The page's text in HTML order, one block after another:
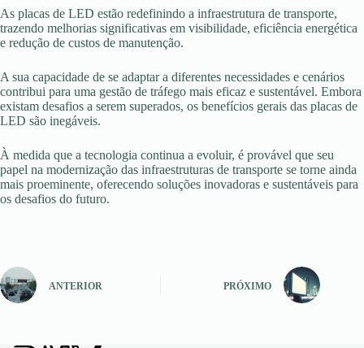
As placas de LED estão redefinindo a infraestrutura de transporte,
trazendo melhorias significativas em visibilidade, eficiência energética
e redução de custos de manutenção.
A sua capacidade de se adaptar a diferentes necessidades e cenários
contribui para uma gestão de tráfego mais eficaz e sustentável. Embora
existam desafios a serem superados, os benefícios gerais das placas de
LED são inegáveis.
À medida que a tecnologia continua a evoluir, é provável que seu
papel na modernização das infraestruturas de transporte se torne ainda
mais proeminente, oferecendo soluções inovadoras e sustentáveis para
os desafios do futuro.
ANTERIOR PRÓXIMO